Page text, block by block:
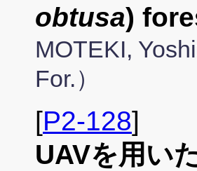
obtusa)
MOTEKI,
For.）
[P2-128]
UAVを用い